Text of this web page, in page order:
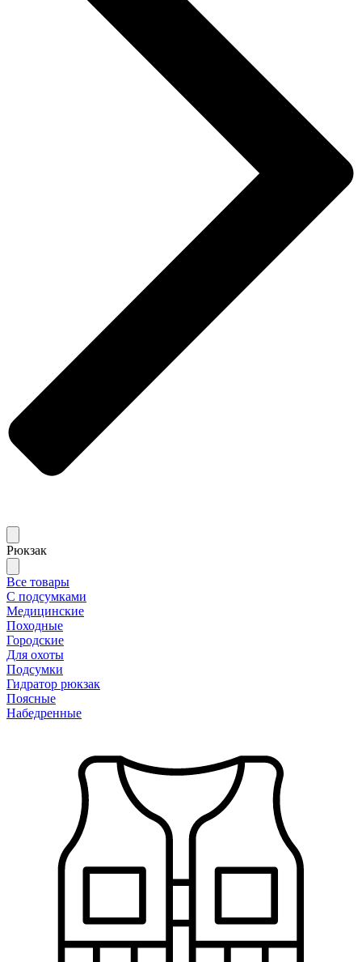
Рюкзак
Все товары
С подсумками
Медицинские
Походные
Городские
Для охоты
Подсумки
Гидратор рюкзак
Поясные
Набедренные